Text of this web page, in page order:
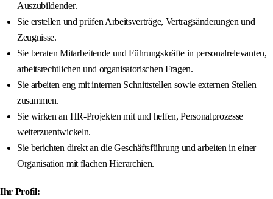
Auszubildender.
Sie erstellen und prüfen Arbeitsverträge, Vertragsänderungen und
Zeugnisse.
Sie beraten Mitarbeitende und Führungskräfte in personalrelevanten,
arbeitsrechtlichen und organisatorischen Fragen.
Sie arbeiten eng mit internen Schnittstellen sowie externen Stellen
zusammen.
Sie wirken an HR-Projekten mit und helfen, Personalprozesse
weiterzuentwickeln.
Sie berichten direkt an die Geschäftsführung und arbeiten in einer
Organisation mit flachen Hierarchien.
Ihr Profil: